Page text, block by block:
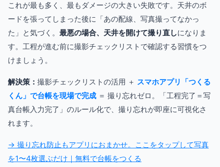
これが最も多く、最もダメージの大きい失敗です。天井のボ
ードを張ってしまった後に「あの配線、写真撮ってなかっ
た」と気づく。 最悪の場合、天井を開けて撮り直しになりま
す。工程が進む前に撮影チェックリストで確認する習慣をつ
けましょう。
解決策： 撮影チェックリストの活用 ＋ スマホアプリ「つくる
くん」で台帳を現場で完成 ＝ 撮り忘れゼロ。「工程完了＝写
真台帳入力完了」のルール化で、撮り忘れが即座に可視化さ
れます。
→ 撮り忘れ防止もアプリにおまかせ。ここをタップして写真
を1〜4枚選ぶだけ｜無料で台帳をつくる